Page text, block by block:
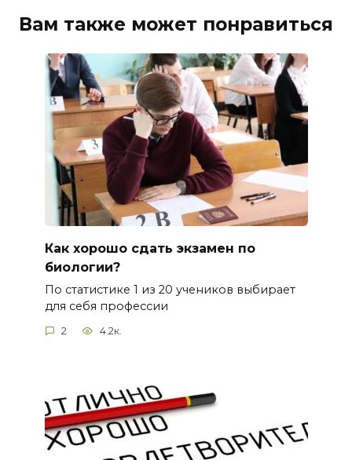
Вам также может понравиться
Как хорошо сдать экзамен по
биологии?
По статистике 1 из 20 учеников выбирает
для себя профессии
2 4.2к.